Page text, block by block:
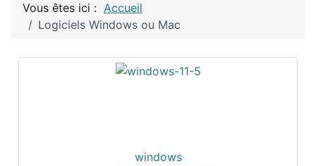
Vous êtes ici : Accueil
Logiciels Windows ou Mac
windows